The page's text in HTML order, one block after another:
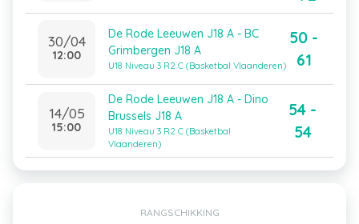
30/04
12:00
De Rode Leeuwen J18 A - BC
Grimbergen J18 A
U18 Niveau 3 R2 C (Basketbal Vlaanderen)
50 -
61
14/05
15:00
De Rode Leeuwen J18 A - Dino
Brussels J18 A
U18 Niveau 3 R2 C (Basketbal
Vlaanderen)
54 -
54
RANGSCHIKKING